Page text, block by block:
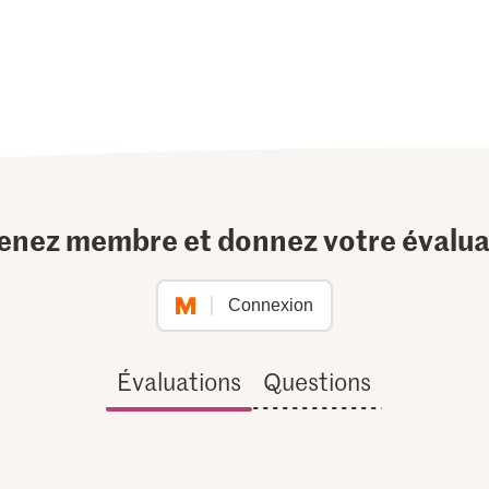
membre et donnez votre
Connexion
Évaluations Questions